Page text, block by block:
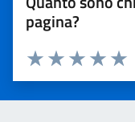
pagina?
Valuta
Valuta 3
Valuta 2 stelle
Valuta 1 stelle su 5